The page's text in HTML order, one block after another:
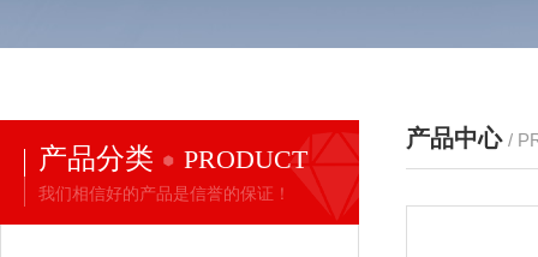
产品分类 PRODUCT
我们相信好的产品是信誉的保证！
产品中心 /